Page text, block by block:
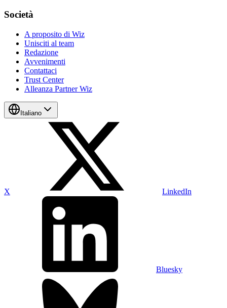
Società
A proposito di Wiz
Unisciti al team
Redazione
Avvenimenti
Contattaci
Trust Center
Alleanza Partner Wiz
Italiano
X LinkedIn
Bluesky